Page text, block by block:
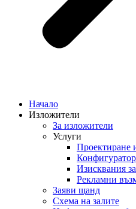
Начало
Изложители
За изложители
Услуги
Проектиране
Изисквания
Рекламни
Заяви щанд
Схема на залите